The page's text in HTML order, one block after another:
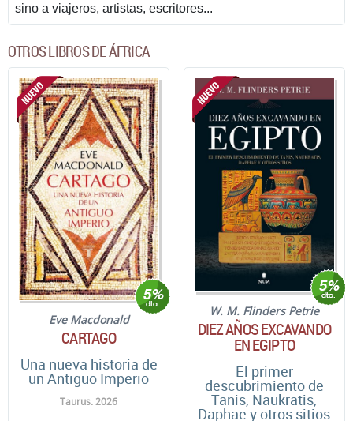
sino a viajeros, artistas, escritores...
OTROS LIBROS DE ÁFRICA
Eve Macdonald
CARTAGO
Una nueva historia de
un Antiguo Imperio
Taurus. 2026
W. M. Flinders Petrie
DIEZ AÑOS EXCAVANDO
EN EGIPTO
El primer
descubrimiento de
Tanis, Naukratis,
Daphae y otros sitios